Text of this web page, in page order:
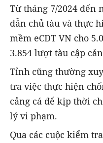
Từ tháng 7/2024 đến
dẫn chủ tàu và thực
mềm eCDT VN cho
3.854 lượt tàu cập
Tỉnh cũng thường
tra việc thực hiện
cảng cá để kịp thời
lý vi phạm.
Qua các cuộc kiểm